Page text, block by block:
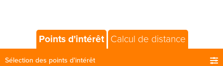
Points d'intérêt Calcul de distance
Sélection des points d'intérêt